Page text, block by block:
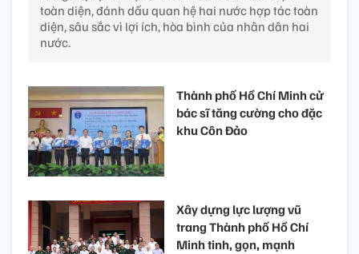
toàn diện, đánh dấu quan hệ hai nước hợp tác toàn
diện, sâu sắc vì lợi ích, hòa bình của nhân dân hai
nước.
Thành phố Hồ Chí Minh cử
bác sĩ tăng cường cho đặc
khu Côn Đảo
Xây dựng lực lượng vũ
trang Thành phố Hồ Chí
Minh tinh, gọn, mạnh